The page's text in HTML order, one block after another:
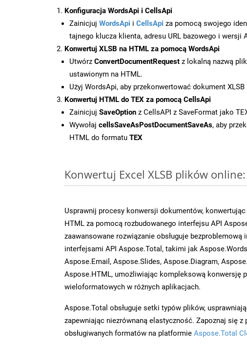
Konfiguracja WordsApi i CellsApi
Zainicjuj WordsApi i CellsApi za pomocą swojego
tajnego klucza klienta, adresu URL bazowego i wersji
Konwertuj XLSB na HTML za pomocą WordsApi
Utwórz ConvertDocumentRequest z lokalną nazwą
ustawionym na HTML.
Użyj WordsApi, aby przekonwertować dokument XLSB
Konwertuj HTML do TEX za pomocą CellsApi
Zainicjuj SaveOption z CellsAPI z SaveFormat jako
Wywołaj cellsSaveAsPostDocumentSaveAs, aby
HTML do formatu TEX
Konwertuj Excel XLSB plików
Usprawnij procesy konwersji dokumentów,
HTML za pomocą rozbudowanego interfejsu API
zaawansowane rozwiązanie obsługuje bezproblemową
interfejsami API Aspose.Total, takimi jak
Aspose.Email, Aspose.Slides, Aspose.Diagram,
Aspose.HTML, umożliwiając kompleksową konwersję
wieloformatowych w różnych aplikacjach.
Aspose.Total obsługuje setki typów plików,
zapewniając niezrównaną elastyczność. Zapoznaj się z
obsługiwanych formatów na platformie Aspose.Total